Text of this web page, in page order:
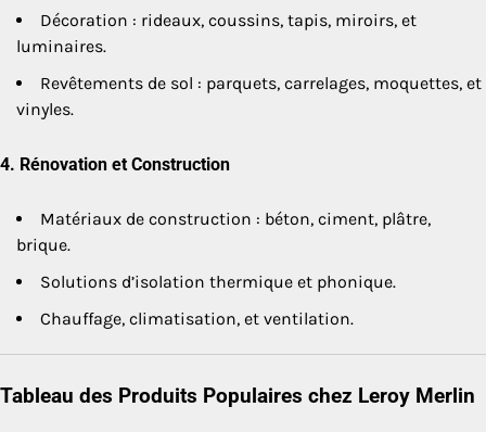
Décoration : rideaux, coussins, tapis, miroirs, et
luminaires.
Revêtements de sol : parquets, carrelages, moquettes, et
vinyles.
4. Rénovation et Construction
Matériaux de construction : béton, ciment, plâtre,
brique.
Solutions d’isolation thermique et phonique.
Chauffage, climatisation, et ventilation.
Tableau des Produits Populaires chez Leroy Merlin